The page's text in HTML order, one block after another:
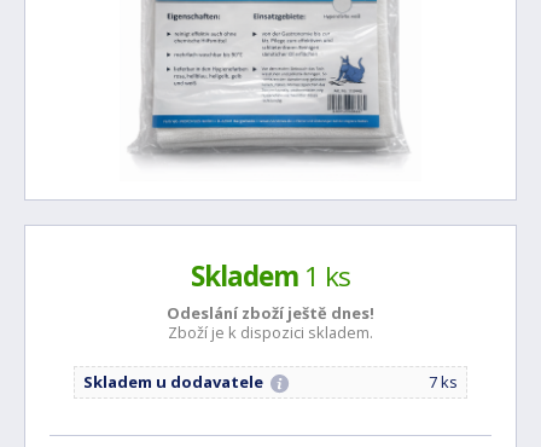
Skladem 1 ks
Odeslání zboží ještě dnes!
Zboží je k dispozici skladem.
Skladem u dodavatele 7 ks